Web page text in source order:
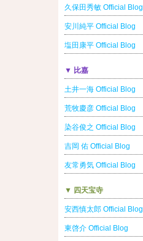
久保田秀敏 Official Blog
安川純平 Official Blog
塩田康平 Official Blog
▼ 比嘉
土井一海 Official Blog
荒牧慶彦 Official Blog
染谷俊之 Official Blog
吉岡 佑 Official Blog
友常勇気 Official Blog
▼ 四天宝寺
安西慎太郎 Official Blog
東啓介 Official Blog